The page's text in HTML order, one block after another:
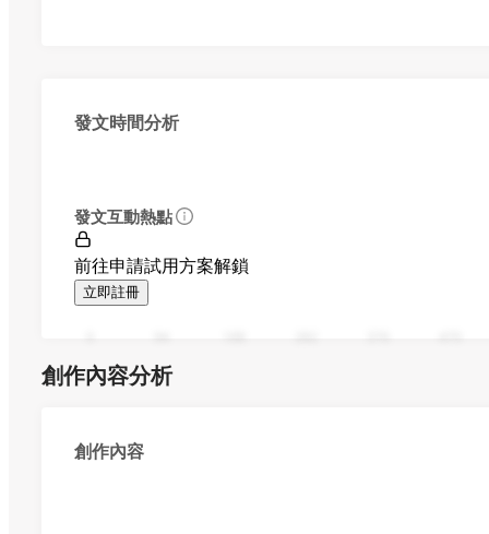
發文時間分析
發文互動熱點
前往申請試用方案解鎖
立即註冊
創作內容分析
創作內容